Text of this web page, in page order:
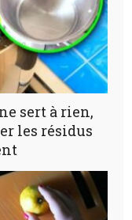
sert à rien,
les résidus